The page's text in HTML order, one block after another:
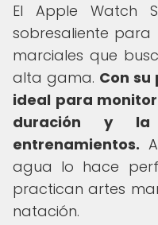
El Apple Watch
sobresaliente
marciales que
alta gama. Con
ideal para
duración y
entrenamientos.
agua lo hace
practican artes
natación.